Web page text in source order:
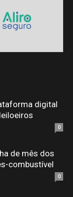
digital
0
de mês dos
combustível
0